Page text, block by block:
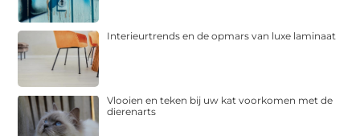
Interieurtrends en de opmars van luxe laminaat
Vlooien en teken bij uw kat voorkomen met de
dierenarts